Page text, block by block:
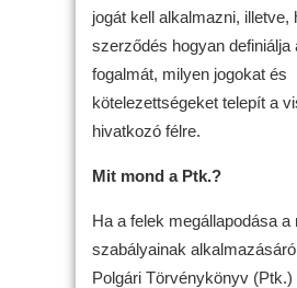
jogát kell alkalmazni, illetve,
szerződés hogyan definiálja
fogalmát, milyen jogokat és
kötelezettségeket telepít a
hivatkozó félre.
Mit mond a Ptk.?
Ha a felek megállapodása a
szabályainak
Polgári Törvénykönyv